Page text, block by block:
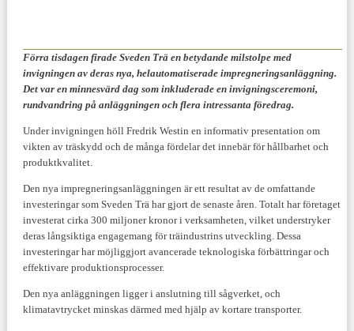
Förra tisdagen firade Sveden Trä en betydande milstolpe med
invigningen av deras nya, helautomatiserade impregneringsanläggning.
Det var en minnesvärd dag som inkluderade en invigningsceremoni,
rundvandring på anläggningen och flera intressanta föredrag.
Under invigningen höll Fredrik Westin en informativ presentation om
vikten av träskydd och de många fördelar det innebär för hållbarhet och
produktkvalitet.
Den nya impregneringsanläggningen är ett resultat av de omfattande
investeringar som Sveden Trä har gjort de senaste åren. Totalt har företaget
investerat cirka 300 miljoner kronor i verksamheten, vilket understryker
deras långsiktiga engagemang för träindustrins utveckling. Dessa
investeringar har möjliggjort avancerade teknologiska förbättringar och
effektivare produktionsprocesser.
Den nya anläggningen ligger i anslutning till sågverket, och
klimatavtrycket minskas därmed med hjälp av kortare transporter.